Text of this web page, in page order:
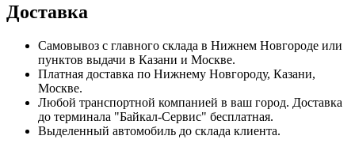
Доставка
Самовывоз с главного склада в Нижнем Новгороде или
пунктов выдачи в Казани и Москве.
Платная доставка по Нижнему Новгороду, Казани,
Москве.
Любой транспортной компанией в ваш город. Доставка
до терминала "Байкал-Сервис" бесплатная.
Выделенный автомобиль до склада клиента.